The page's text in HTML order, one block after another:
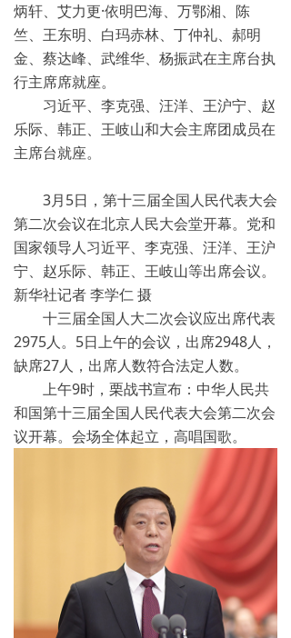
炳轩、艾力更·依明巴海、万鄂湘、陈
竺、王东明、白玛赤林、丁仲礼、郝明
金、蔡达峰、武维华、杨振武在主席台执
行主席席就座。
习近平、李克强、汪洋、王沪宁、赵
乐际、韩正、王岐山和大会主席团成员在
主席台就座。
3月5日，第十三届全国人民代表大会
第二次会议在北京人民大会堂开幕。党和
国家领导人习近平、李克强、汪洋、王沪
宁、赵乐际、韩正、王岐山等出席会议。
新华社记者 李学仁 摄
十三届全国人大二次会议应出席代表
2975人。5日上午的会议，出席2948人，
缺席27人，出席人数符合法定人数。
上午9时，栗战书宣布：中华人民共
和国第十三届全国人民代表大会第二次会
议开幕。会场全体起立，高唱国歌。